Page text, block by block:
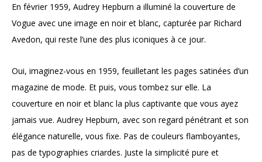
En février 1959, Audrey Hepburn a illuminé la couverture de
Vogue avec une image en noir et blanc, capturée par Richard
Avedon, qui reste l’une des plus iconiques à ce jour.
Oui, imaginez-vous en 1959, feuilletant les pages satinées d’un
magazine de mode. Et puis, vous tombez sur elle. La
couverture en noir et blanc la plus captivante que vous ayez
jamais vue. Audrey Hepburn, avec son regard pénétrant et son
élégance naturelle, vous fixe. Pas de couleurs flamboyantes,
pas de typographies criardes. Juste la simplicité pure et